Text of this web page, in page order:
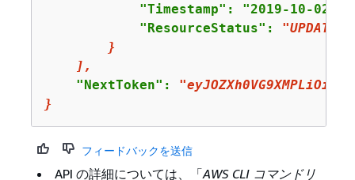
"Timestamp": "2019-10-
            "ResourceStatus":
}
],
    "NextToken":
}
フィードバックを送信
API の詳細については、「AWS CLI コマンドリ